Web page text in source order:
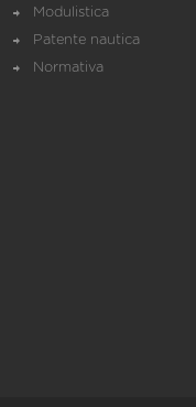
Modulistica
Patente nautica
Normativa